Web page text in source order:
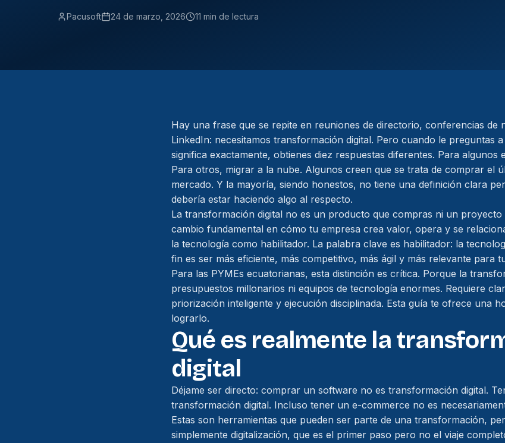
Pacusoft 24 de marzo, 2026 11 min de lectura
Hay una frase que se repite en reuniones de directorio, conferencias de
LinkedIn: necesitamos transformación digital. Pero cuando le preguntas
significa exactamente, obtienes diez respuestas diferentes. Para algunos
Para otros, migrar a la nube. Algunos creen que se trata de comprar el
mercado. Y la mayoría, siendo honestos, no tiene una definición clara
debería estar haciendo algo al respecto.
La transformación digital no es un producto que compras ni un proyecto
cambio fundamental en cómo tu empresa crea valor, opera y se
la tecnología como habilitador. La palabra clave es habilitador: la
fin es ser más eficiente, más competitivo, más ágil y más relevante para
Para las PYMEs ecuatorianas, esta distinción es crítica. Porque la
presupuestos millonarios ni equipos de tecnología enormes. Requiere
priorización inteligente y ejecución disciplinada. Esta guía te ofrece una
lograrlo.
Qué es realmente la
digital
Déjame ser directo: comprar un software no es transformación digital.
transformación digital. Incluso tener un e-commerce no es
Estas son herramientas que pueden ser parte de una transformación,
simplemente digitalización, que es el primer paso pero no el viaje